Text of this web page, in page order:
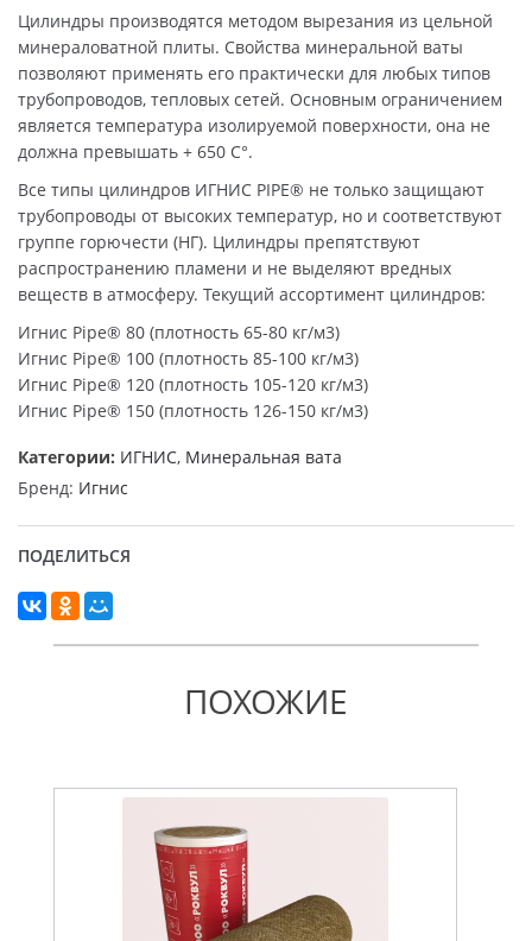
Цилиндры производятся методом вырезания из цельной
минераловатной плиты. Свойства минеральной ваты
позволяют применять его практически для любых типов
трубопроводов, тепловых сетей. Основным ограничением
является температура изолируемой поверхности, она не
должна превышать + 650 C°.
Все типы цилиндров ИГНИС PIPE® не только защищают
трубопроводы от высоких температур, но и соответствуют
группе горючести (НГ). Цилиндры препятствуют
распространению пламени и не выделяют вредных
веществ в атмосферу. Текущий ассортимент цилиндров:
Игнис Pipe® 80 (плотность 65-80 кг/м3)
Игнис Pipe® 100 (плотность 85-100 кг/м3)
Игнис Pipe® 120 (плотность 105-120 кг/м3)
Игнис Pipe® 150 (плотность 126-150 кг/м3)
Категории: ИГНИС, Минеральная вата
Бренд: Игнис
ПОДЕЛИТЬСЯ
ПОХОЖИЕ